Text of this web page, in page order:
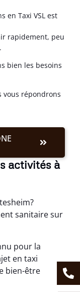
en Taxi VSL est
rapidement, peu
bien les besoins
vous répondrons
activités à
sanitaire sur
pour la
en taxi
bien-être